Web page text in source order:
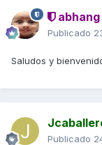
abhang
Publicado
Saludos y
Publicado